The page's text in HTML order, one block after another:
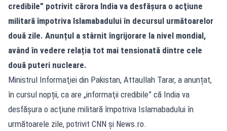
credibile” potrivit cărora India va desfăşura o acţiune
militară împotriva Islamabadului în decursul următoarelor
două zile. Anunțul a stârnit îngrijorare la nivel mondial,
având în vedere relația tot mai tensionată dintre cele
două puteri nucleare.
Ministrul Informaţiei din Pakistan, Attaullah Tarar, a anunțat,
în cursul nopții, ca are „informaţii credibile” că India va
desfăşura o acţiune militară împotriva Islamabadului în
următoarele zile, potrivit CNN și News.ro.